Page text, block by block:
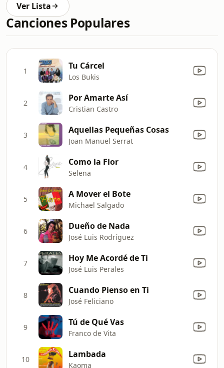
Ver Lista
Canciones Populares
1 Tu Cárcel
Los Bukis
2 Por Amarte Así
Cristian Castro
3 Aquellas Pequeñas Cosas
Joan Manuel Serrat
4 Como la Flor
Selena
5 A Mover el Bote
Michael Salgado
6 Dueño de Nada
José Luis Rodríguez
7 Hoy Me Acordé de Ti
José Luis Perales
8 Cuando Pienso en Ti
José Feliciano
9 Tú de Qué Vas
Franco de Vita
10 Lambada
Kaoma